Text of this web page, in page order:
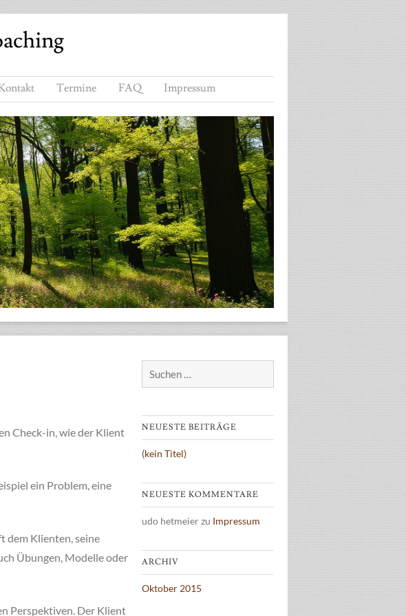
Termine FAQ Impressum
Check-in, wie der Klient
ein Problem, eine
dem Klienten, seine
Übungen, Modelle oder
Perspektiven. Der Klient
NEUESTE BEITRÄGE
(kein Titel)
NEUESTE KOMMENTARE
udo hetmeierzu Impressum
ARCHIV
Oktober 2015